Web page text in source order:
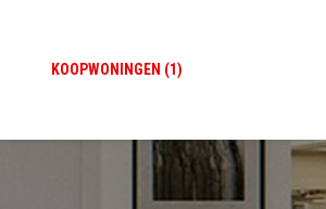
KOOPWONINGEN (1)